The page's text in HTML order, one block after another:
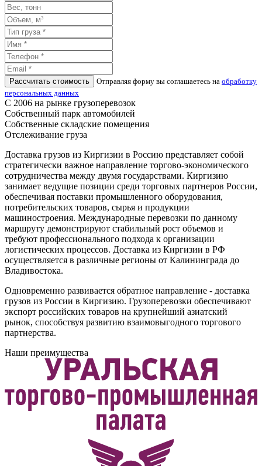
Рассчитать стоимость Отправляя форму вы соглашаетесь на обработку
персональных данных
С 2006 на рынке грузоперевозок
Собственный парк автомобилей
Собственные складские помещения
Отслеживание груза
Доставка грузов из Киргизии в Россию представляет собой
стратегически важное направление торгово-экономического
сотрудничества между двумя государствами. Киргизию
занимает ведущие позиции среди торговых партнеров России,
обеспечивая поставки промышленного оборудования,
потребительских товаров, сырья и продукции
машиностроения. Международные перевозки по данному
маршруту демонстрируют стабильный рост объемов и
требуют профессионального подхода к организации
логистических процессов. Доставка из Киргизии в РФ
осуществляется в различные регионы от Калининграда до
Владивостока.
Одновременно развивается обратное направление - доставка
грузов из России в Киргизию. Грузоперевозки обеспечивают
экспорт российских товаров на крупнейший азиатский
рынок, способствуя развитию взаимовыгодного торгового
партнерства.
Наши преимущества